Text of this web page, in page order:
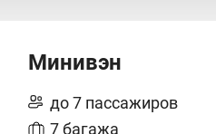
Минивэн
до 7 пассажиров
7 багажа